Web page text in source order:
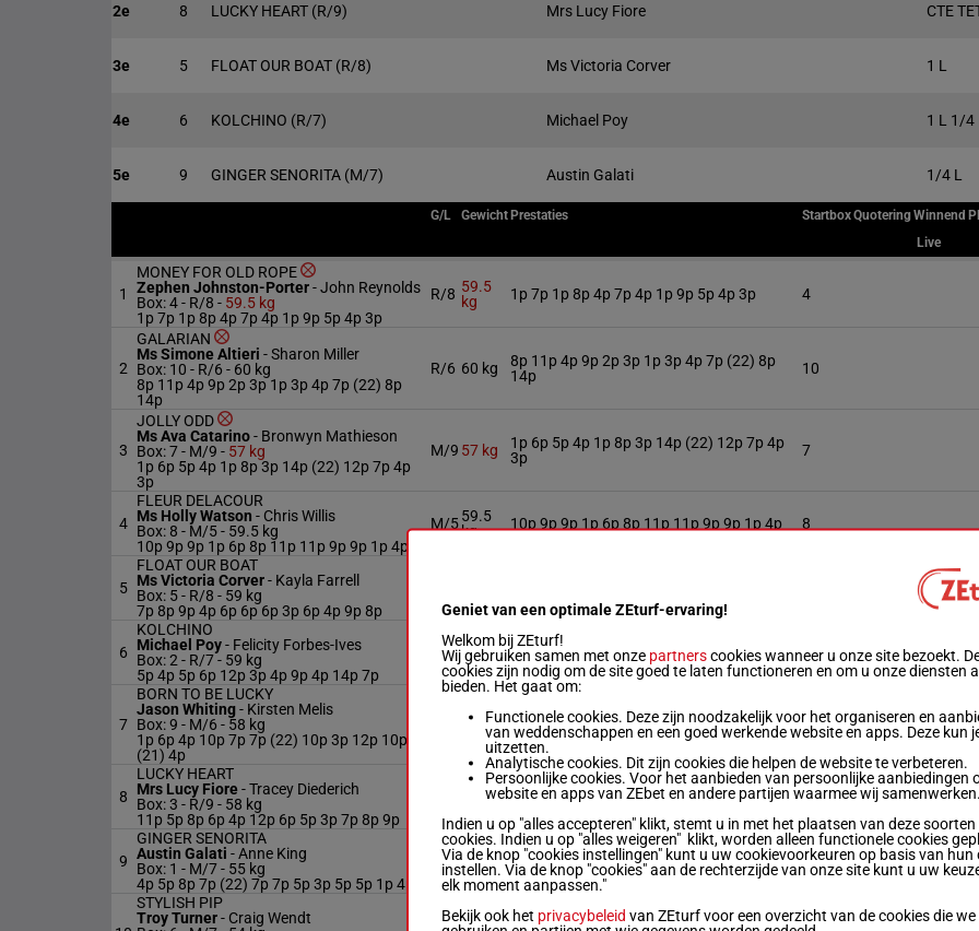
2e 8 LUCKY HEART (R/9) Mrs Lucy Fiore CTE
3e 5 FLOAT OUR BOAT (R/8) Ms Victoria Corver 1 L
4e 6 KOLCHINO (R/7) Michael Poy 1 L 1/4
5e 9 GINGER SENORITA (M/7) Austin Galati 1/4 L
G/L Gewicht Prestaties StartboxQuoteringWinnend
Live
1
MONEY FOR OLD ROPE
Zephen Johnston-Porter-John Reynolds
Box: 4 - R/8 - 59.5 kg
1p 7p 1p 8p 4p 7p 4p 1p 9p 5p 4p 3p
R/8 59.5
kg
1p 7p 1p 8p 4p 7p 4p 1p 9p 5p 4p 3p 4
2
GALARIAN
Ms Simone Altieri -Sharon Miller
Box: 10 - R/6 - 60 kg
8p 11p 4p 9p 2p 3p 1p 3p 4p 7p (22) 8p
14p
R/6 60 kg
8p 11p 4p 9p 2p 3p 1p 3p 4p 7p (22) 8p
14p
10
3
JOLLY ODD
Ms Ava Catarino- Bronwyn Mathieson
Box: 7 - M/9 - 57 kg
1p 6p 5p 4p 1p 8p 3p 14p (22) 12p 7p 4p
3p
M/9 57 kg
1p 6p 5p 4p 1p 8p 3p 14p (22) 12p 7p 4p
3p
7
4
FLEUR DELACOUR
Ms Holly Watson - Chris Willis
Box: 8 - M/5 - 59.5 kg
10p 9p 9p 1p 6p 8p 11p 11p 9p 9p 1p 4p
M/559.5
kg
10p 9p 9p 1p 6p 8p 11p 11p 9p 9p 1p 4p 8
5
FLOAT OUR BOAT
Ms Victoria Corver- Kayla Farrell
Box: 5 - R/8 - 59 kg
7p 8p 9p 4p 6p 6p 6p 3p 6p 4p 9p 8p
6
KOLCHINO
Michael Poy- Felicity Forbes-Ives
Box: 2 - R/7 - 59 kg
5p 4p 5p 6p 12p 3p 4p 9p 4p 14p 7p
R/7 59 kg 5p 4p 5p 6p 12p 3p 4p 9p 4p 14p 7p 2
7
BORN TO BE LUCKY
Jason Whiting- Kirsten Melis
Box: 9 - M/6 - 58 kg
1p 6p 4p 10p 7p 7p (22) 10p 3p 12p 10p 9p
(21) 4p
58 kg
1p 6p 4p 10p 7p 7p (22) 10p 3p 12p 10p
9p (21) 4p
9
8
LUCKY HEART
Mrs Lucy Fiore-Tracey Diederich
Box: 3 - R/9 - 58 kg
11p 5p 8p 6p 4p 12p 6p 5p 3p 7p 8p 9p
58 kg 11p 5p 8p 6p 4p 12p 6p 5p 3p 7p 8p 9p 3
9
GINGER SENORITA
Austin Galati -Anne King
Box: 1 - M/7 - 55 kg
4p 5p 8p 7p (22) 7p 7p 5p 3p 5p 5p 1p 4p
M/755 kg 4p 5p 8p 7p (22) 7p 7p 5p 3p 5p 5p 1p 4p 1
STYLISH PIP
Troy Turner- Craig Wendt
13p 4p 6p (22) 9p 11p 7p 10p 11p (21) 5p
Geniet van een optimale ZEturf-ervaring!
Welkom bij ZEturf!
Wij gebruiken samen met onze partnerscookies wanneer u onze site bezoekt.
cookies zijn nodig om de site goed te laten functioneren en om u onze diensten
bieden. Het gaat om:
Functionele cookies. Deze zijn noodzakelijk voor het organiseren en
van weddenschappen en een goed werkende website en apps. Deze kun
uitzetten.
Analytische cookies. Dit zijn cookies die helpen de website te verbeteren.
Persoonlijke cookies. Voor het aanbieden van persoonlijke aanbiedingen
website en apps van ZEbet en andere partijen waarmee wij samenwerken.
Indien u op "alles accepteren" klikt, stemt u in met het plaatsen van deze soorten
cookies. Indien u op "alles weigeren" klikt, worden alleen functionele cookies
Via de knop "cookies instellingen" kunt u uw cookievoorkeuren op basis van hun
instellen. Via de knop "cookies" aan de rechterzijde van onze site kunt u uw
elk moment aanpassen."
Bekijk ook het privacybeleid van ZEturf voor een overzicht van de cookies die we